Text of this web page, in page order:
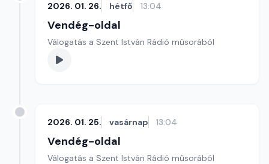
2026. 01. 26. hétfő 13:04
Vendég-oldal
Válogatás a Szent István Rádió műsorából
2026. 01. 25. vasárnap 13:04
Vendég-oldal
Válogatás a Szent István Rádió műsorából